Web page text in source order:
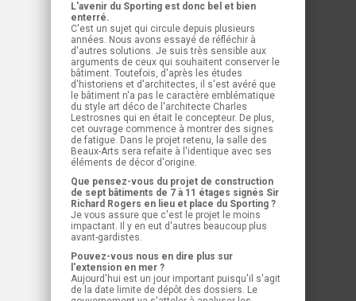
L'avenir du Sporting est donc bel et bien
enterré.
C'est un sujet qui circule depuis plusieurs
années. Nous avons essayé de réfléchir à
d'autres solutions. Je suis très sensible aux
arguments de ceux qui souhaitent conserver le
bâtiment. Toutefois, d'après les études
d'historiens et d'architectes, il s'est avéré que
le bâtiment n'a pas le caractère emblématique
du style art déco de l'architecte Charles
Lestrosnes qui en était le concepteur. De plus,
cet ouvrage commence à montrer des signes
de fatigue. Dans le projet retenu, la salle des
Beaux-Arts sera refaite à l'identique avec ses
éléments de décor d'origine.
Que pensez-vous du projet de construction
de sept bâtiments de 7 à 11 étages signés Sir
Richard Rogers en lieu et place du Sporting ?
Je vous assure que c'est le projet le moins
impactant. Il y en eut d'autres beaucoup plus
avant-gardistes.
Pouvez-vous nous en dire plus sur
l'extension en mer ?
Aujourd'hui est un jour important puisqu'il s'agit
de la date limite de dépôt des dossiers. Le